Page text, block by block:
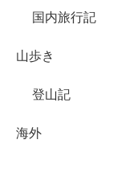
国内旅行記
山歩き
登山記
海外